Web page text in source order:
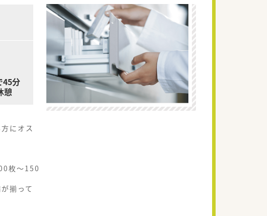
45分
憩
にオス
枚～150
揃って